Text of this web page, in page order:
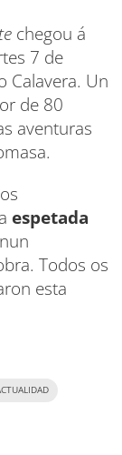
chegou á
7 de
Calavera. Un
de 80
aventuras
espetada
Todos os
esta